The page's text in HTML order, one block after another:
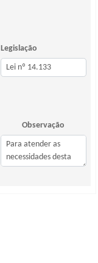
Legislação
Observação